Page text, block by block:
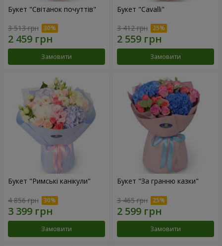
Букет "Світанок почуттів"
3 513 грн
Замовити
Букет "Cаvalli"
3 412 грн
Замовити
Букет "Римські канікули"
4 856 грн
Замовити
Букет "За гранню казки"
3 465 грн
Замовити